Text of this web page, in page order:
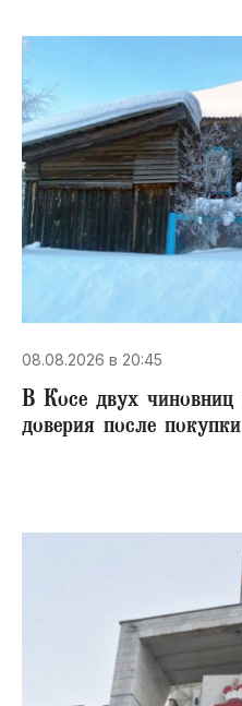
08.08.2026 в 20:45
В Косе двух
доверия после